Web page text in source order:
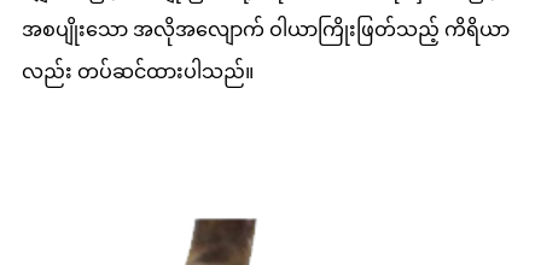
အစပျိုးသော အလိုအလျောက် ဝါယာကြိုးဖြတ်သည့် ကိရိယာ
လည်း တပ်ဆင်ထားပါသည်။